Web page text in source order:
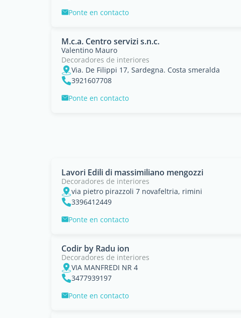
Ponte en contacto
M.c.a. Centro servizi s.n.c.
Valentino Mauro
Decoradores de interiores
Via. De Filippi 17, Sardegna. Costa smeralda
3921607708
Ponte en contacto
Lavori Edili di massimiliano mengozzi
Decoradores de interiores
via pietro pirazzoli 7 novafeltria, rimini
3396412449
Ponte en contacto
Codir by Radu ion
Decoradores de interiores
VIA MANFREDI NR 4
3477939197
Ponte en contacto